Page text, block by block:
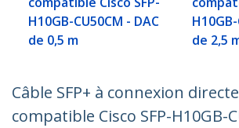
H10GB-CU50CM - DAC
de 0,5 m
de 2,5
Câble SFP+ à connexion directe
compatible Cisco SFP-H10GB-